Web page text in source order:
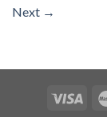
Next →